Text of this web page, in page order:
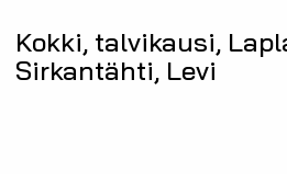
Kokki, talvikausi,
Sirkantähti, Levi